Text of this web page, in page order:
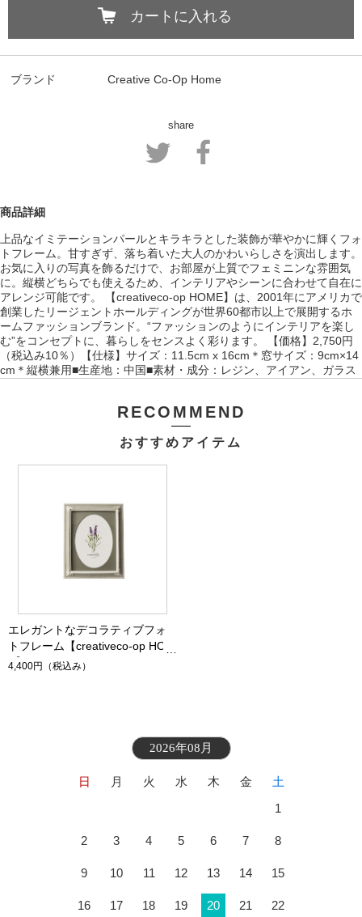
カートに入れる
ブランド Creative Co-Op Home
share
商品詳細
上品なイミテーションパールとキラキラとした装飾が華やかに輝くフォ
トフレーム。甘すぎず、落ち着いた大人のかわいらしさを演出します。
お気に入りの写真を飾るだけで、お部屋が上質でフェミニンな雰囲気
に。縦横どちらでも使えるため、インテリアやシーンに合わせて自在に
アレンジ可能です。 【creativeco-op HOME】は、2001年にアメリカで
創業したリージェントホールディングが世界60都市以上で展開するホ
ームファッションブランド。“ファッションのようにインテリアを楽し
む”をコンセプトに、暮らしをセンスよく彩ります。 【価格】2,750円
（税込み10％）【仕様】サイズ：11.5cm x 16cm＊窓サイズ：9cm×14
cm＊縦横兼用■生産地：中国■素材・成分：レジン、アイアン、ガラス
RECOMMEND
おすすめアイテム
エレガントなデコラティブフォ
トフレーム【creativeco-op HOM
E】
4,400円 （税込み）
2026年08月
日 月 火 水 木 金
土
1
2 3 4 5 6 7 8
9 10 11 12 13 14 15
16 17 18 19 20 21 22